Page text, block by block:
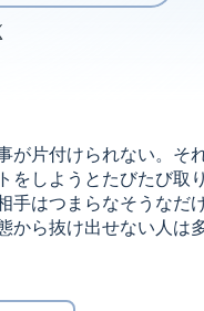
が片付けられない。そ
をしようとたびたび取
手はつまらなそうなだ
から抜け出せない人は
要因がもとで起こって
ンビが初めて世に贈る一